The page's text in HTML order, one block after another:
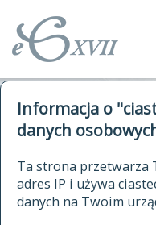
Informacja o
danych
Ta strona przetwarza
adres IP i używa
danych na Twoim
autorzy Słownika
historia
publikacje
źródła
kwerendy
jak cytować Słownik